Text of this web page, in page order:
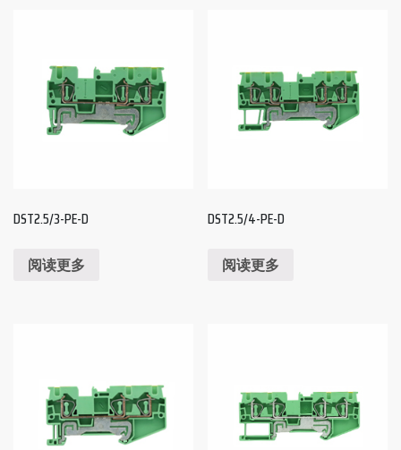
DST2.5/3-PE-D
阅读更多
DST2.5/4-PE-D
阅读更多